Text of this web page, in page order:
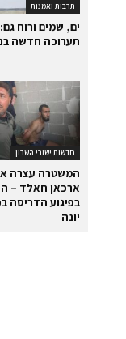
תרבות ואמנות
ים, שמים ורוח גם:
תערוכה חדשה
חדשות ישובי השרון
המשטרה עצרה
ארכאן חאלד –
בפיגוע הדריסה
יונה